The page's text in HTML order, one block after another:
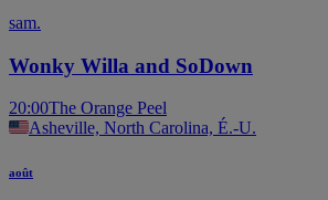
sam.
Wonky Willa and SoDown
20:00The Orange Peel
Asheville, North Carolina, É.-U.
août